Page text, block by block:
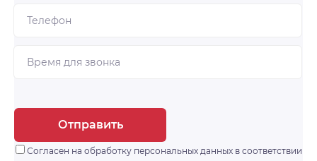
Отправить
Согласен на обработку персональных данных в соответствии